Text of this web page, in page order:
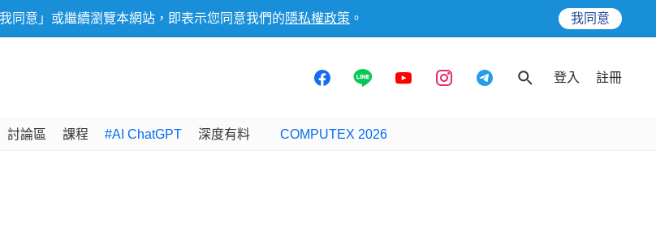
同意」或繼續瀏覽本網站，即表示您同意我們的 隱私權政策 。 我同意
登入 註冊
討論區 課程 #AI ChatGPT 深度有料 COMPUTEX 2026